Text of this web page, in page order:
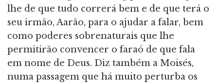
lhe de que tudo correrá bem e de que terá o
seu irmão, Aarão, para o ajudar a falar, bem
como poderes sobrenaturais que lhe
permitirão convencer o faraó de que fala
em nome de Deus. Diz também a Moisés,
numa passagem que há muito perturba os